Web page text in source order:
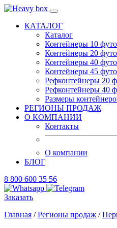
КАТАЛОГ
Каталог
Контейнеры 10
Контейнеры 20
Контейнеры 40
Контейнеры 45
Рефконтейнеры 20
Рефконтейнеры 40
Размеры
РЕГИОНЫ ПРОДАЖ
О КОМПАНИИ
Контакты
О компании
БЛОГ
8 800 600 35 56
Заказать
Главная /Регионы продаж /